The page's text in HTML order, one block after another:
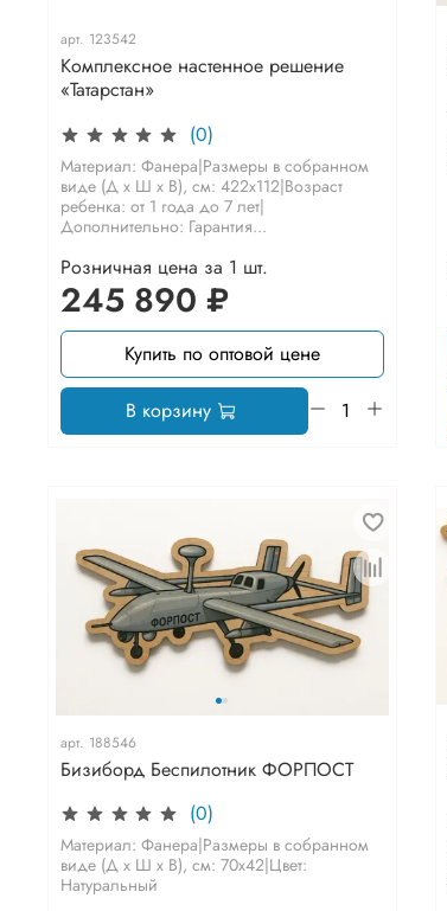
арт. 123542
Комплексное настенное решение
«Татарстан»
(0)
Материал: Фанера|Размеры в собранном
виде (Д х Ш х В), см: 422х112|Возраст
ребенка: от 1 года до 7 лет|
Дополнительно: Гарантия...
Розничная цена за 1 шт.
245 890 ₽
Купить по оптовой цене
В корзину
арт. 188546
Бизиборд Беспилотник ФОРПОСТ
(0)
Материал: Фанера|Размеры в собранном
виде (Д х Ш х В), см: 70х42|Цвет:
Натуральный